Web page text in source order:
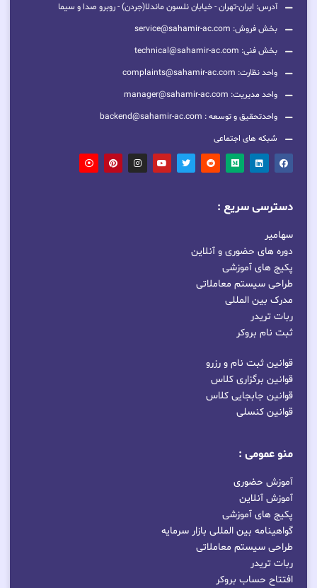
آدرس: ایران-تهران - خیابان نلسون ماندلا(جردن) - روبرو صدا و سیما
بخش فروش: service@sahamir-ac.com
بخش فنی: technical@sahamir-ac.com
واحد نظارت: complaints@sahamir-ac.com
واحد مدیریت: manager@sahamir-ac.com
واحدتحقیق و توسعه : backend@sahamir-ac.com
شبکه های اجتماعی
دسترسی سریع :
سهامیر
دوره های حضوری و آنلاین
پکیج های آموزشی
طراحی سیستم معاملاتی
مدرک بین المللی
ربات تریدر
ثبت نام بروکر
قوانین ثبت نام و رزرو
قوانین برگزاری کلاس
قوانین جابجایی کلاس
قوانین کنسلی
منو عمومی :
آموزش حضوری
آموزش آنلاین
پکیج های آموزشی
گواهینامه بین المللی بازار سرمایه
طراحی سیستم معاملاتی
ربات تریدر
افتتاح حساب بروکر